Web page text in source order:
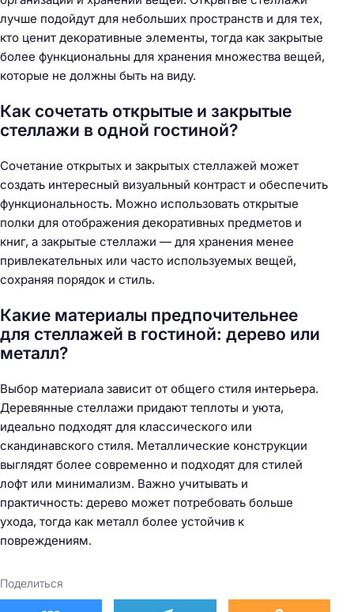
лучше подойдут для небольших пространств и для тех,
кто ценит декоративные элементы, тогда как закрытые
более функциональны для хранения множества вещей,
которые не должны быть на виду.
Как сочетать открытые и закрытые
стеллажи в одной гостиной?
Сочетание открытых и закрытых стеллажей может
создать интересный визуальный контраст и обеспечить
функциональность. Можно использовать открытые
полки для отображения декоративных предметов и
книг, а закрытые стеллажи — для хранения менее
привлекательных или часто используемых вещей,
сохраняя порядок и стиль.
Какие материалы предпочительнее
для стеллажей в гостиной: дерево или
металл?
Выбор материала зависит от общего стиля интерьера.
Деревянные стеллажи придают теплоты и уюта,
идеально подходят для классического или
скандинавского стиля. Металлические конструкции
выглядят более современно и подходят для стилей
лофт или минимализм. Важно учитывать и
практичность: дерево может потребовать больше
ухода, тогда как металл более устойчив к
повреждениям.
Поделиться